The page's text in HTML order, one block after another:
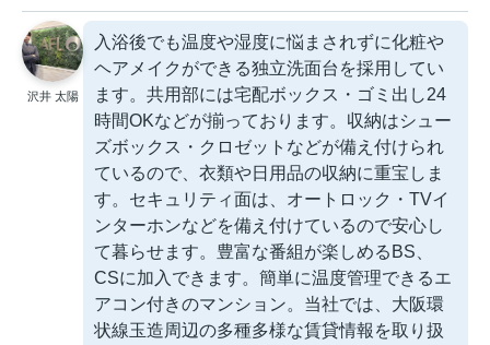
沢井 太陽
入浴後でも温度や湿度に悩まされずに化粧や
ヘアメイクができる独立洗面台を採用してい
ます。共用部には宅配ボックス・ゴミ出し24
時間OKなどが揃っております。収納はシュー
ズボックス・クロゼットなどが備え付けられ
ているので、衣類や日用品の収納に重宝しま
す。セキュリティ面は、オートロック・TVイ
ンターホンなどを備え付けているので安心し
て暮らせます。豊富な番組が楽しめるBS、
CSに加入できます。簡単に温度管理できるエ
アコン付きのマンション。当社では、大阪環
状線玉造周辺の多種多様な賃貸情報を取り扱